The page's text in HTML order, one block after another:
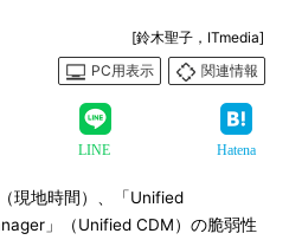
[鈴木聖子，ITmedia]
PC用表示
関連情報
LINE Hatena
現地時間）、「Unified
」（Unified CDM）の脆弱性